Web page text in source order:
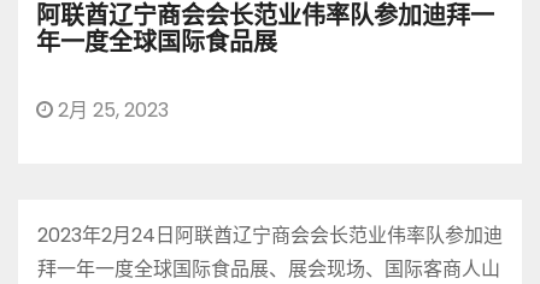
阿联酋辽宁商会会长范业伟率队参加迪拜一
年一度全球国际食品展
2月 25, 2023
2023年2月24日阿联酋辽宁商会会长范业伟率队参加迪
拜一年一度全球国际食品展、展会现场、国际客商人山